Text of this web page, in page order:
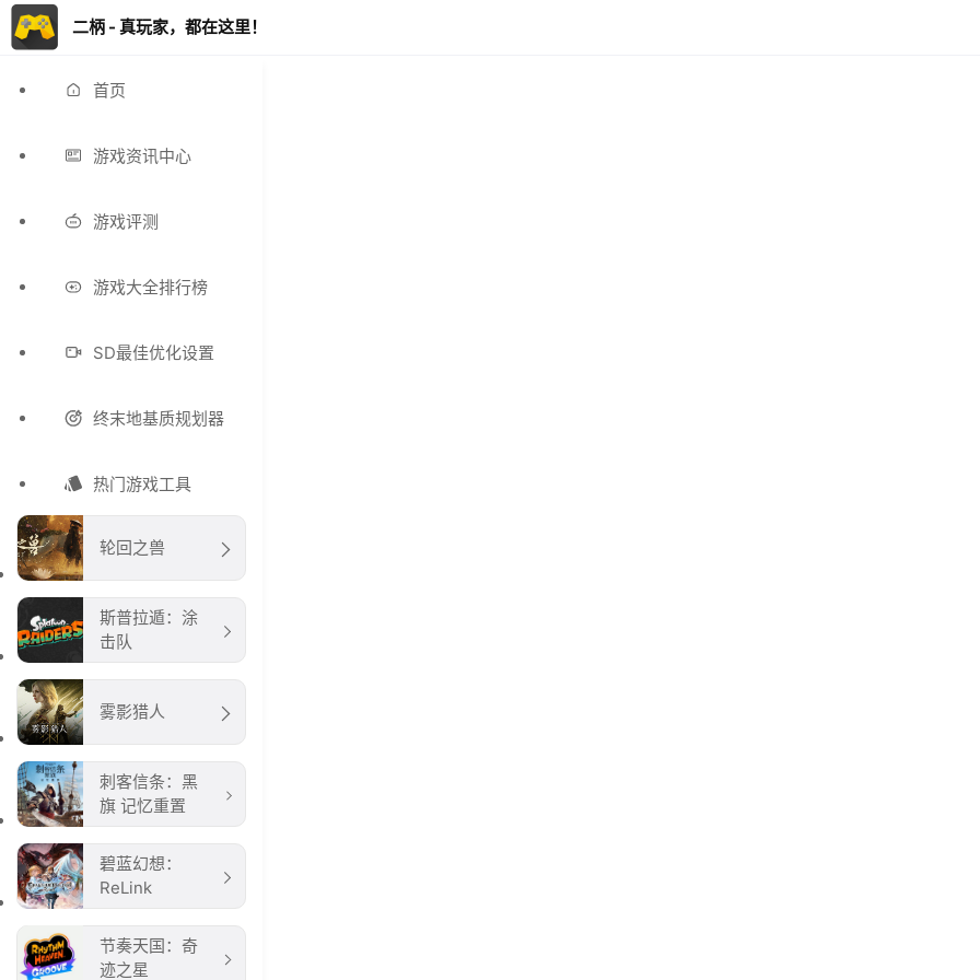
二柄 - 真玩家，都在这里！
首页
游戏资讯中心
游戏评测
游戏大全排行榜
SD最佳优化设置
终末地基质规划器
热门游戏工具
轮回之兽
斯普拉遁：涂
击队
雾影猎人
刺客信条：黑
旗 记忆重置
碧蓝幻想：
ReLink
节奏天国：奇
迹之星